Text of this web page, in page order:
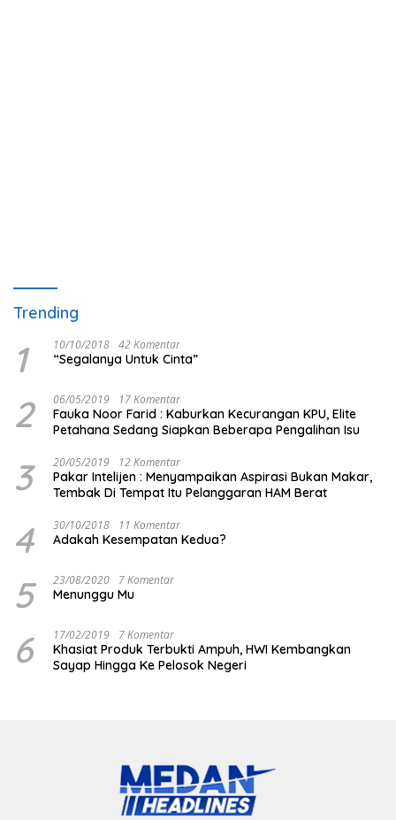
Trending
1 10/10/2018 42 Komentar
“Segalanya Untuk Cinta”
2 06/05/2019 17 Komentar
Fauka Noor Farid : Kaburkan Kecurangan KPU, Elite
Petahana Sedang Siapkan Beberapa Pengalihan Isu
3 20/05/2019 12 Komentar
Pakar Intelijen : Menyampaikan Aspirasi Bukan Makar,
Tembak Di Tempat Itu Pelanggaran HAM Berat
4 30/10/2018 11 Komentar
Adakah Kesempatan Kedua?
5 23/08/2020 7 Komentar
Menunggu Mu
6 17/02/2019 7 Komentar
Khasiat Produk Terbukti Ampuh, HWI Kembangkan
Sayap Hingga Ke Pelosok Negeri